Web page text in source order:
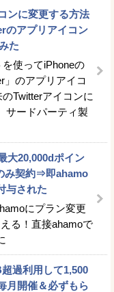
ンに変更する方法
のアプリアイコン
た
使ってiPhoneの
」のアプリアイコ
Twitterアイコンに
サードパーティ製
大20,000dポイン
み契約⇒即ahamo
与された
にプラン変更
る！直接ahamoで
過利用して1,500
月開催＆必ずもら